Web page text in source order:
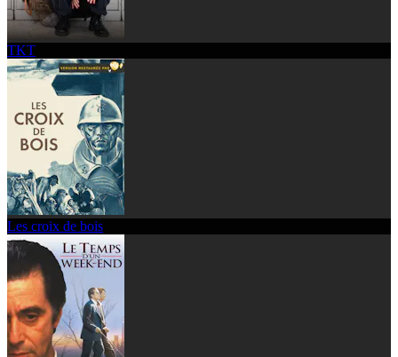
TKT
Les croix de bois